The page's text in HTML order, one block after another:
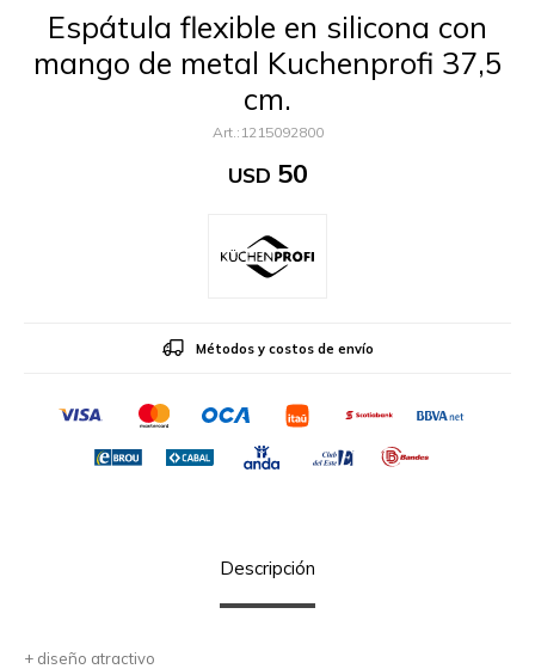
Espátula flexible en silicona con
mango de metal Kuchenprofi 37,5
cm.
1215092800
USD 50
Métodos y costos de envío
Descripción
+ diseño atractivo